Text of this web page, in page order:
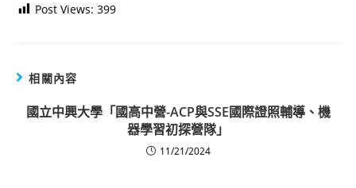
Post Views: 399
相關內容
國立中興大學「國高中營-ACP與SSE國際證照輔導、機
器學習初探營隊」
11/21/2024